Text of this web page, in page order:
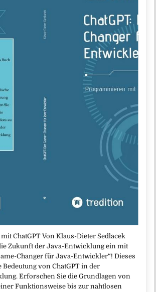
ChatGPT Von Klaus-Dieter Sedlacek
Zukunft der Java-Entwicklung ein mit
Changer für Java-Entwickler“! Dieses
Bedeutung von ChatGPT in der
Erforschen Sie die Grundlagen von
Funktionsweise bis zur nahtlosen